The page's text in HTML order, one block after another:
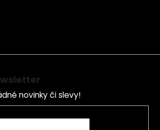
novinky či slevy!